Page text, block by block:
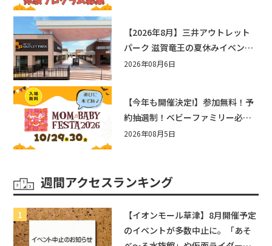
【2026年8月】三井アウトレット
パーク 滋賀竜王の夏休みイベント
まとめ！びしょぬれ水あそび・激
2026年08月6日
【今年も開催決定!】参加無料！予
約抽選制！ベビーファミリー必見
☆入場無料☆10/29(木)30(金)ママ
2026年08月5日
週間アクセスランキング
【イオンモール草津】8月開催予定
のイベントが多数中止に。「あそ